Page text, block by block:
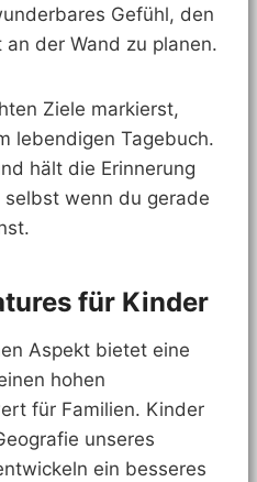
Gefühl, den
der Wand zu planen.
Ziele markierst,
lebendigen Tagebuch.
hält die Erinnerung
wenn du gerade
für Kinder
Aspekt bietet eine
hohen
für Familien. Kinder
unseres
ein besseres